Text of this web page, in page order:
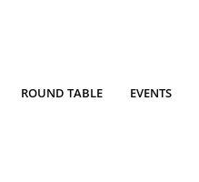
ROUND TABLE EVENTS